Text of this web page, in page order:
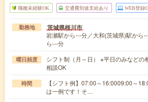
職種未経験OK 交通費別途支給あり WEB登録
勤務地 茨城県桜川市
岩瀬駅から---分／大和(茨城県)駅から
ら---分
曜日頻度
シフト制（月～日） ※平日のみなどの
相談OK
時間
【シフト例】07:00～16:0009:00～
は一例です！そ…